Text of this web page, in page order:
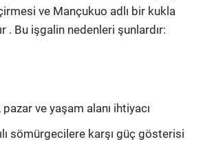
ve Mançukuo adlı bir kukla
. Bu işgalin nedenleri şunlardır:
ve yaşam alanı ihtiyacı
sömürgecilere karşı güç gösterisi